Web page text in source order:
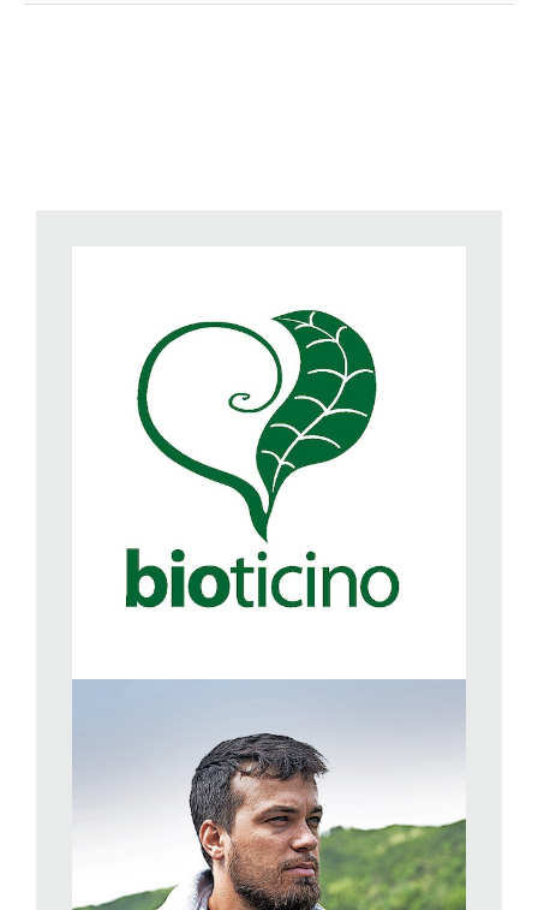
agricole (23.3%) ticinesi produce biologico, situandosi al quinto
posto della classifica nazionale di percentuale di aziende bio. I
marchi bio presenti sul mercato sono molti, ma Biogemma è il
marchio più biologico, perché sta per un’idea di sostenibilità a
360° gradi. In altre parole, se un prodotto è biologico, allora
tutto deve esserlo. Faccio un esempio: se si ha una viticoltura
biologica, come questa dell’Azienda Bianchi, occorre nutrire
anche le oche con cibo biologico, affinché il loro concime sia
per così dire anch’esso “pulito”. È necessario rispettare il
concetto di ciclo chiuso».
È un mondo in continua evoluzione quello dell’agricoltura,
con una grandinata che sulla natura ha avuto l’effetto di un
nascono giorno dopo giorno.
Valentina Acerbis-Steiner, dalle statistiche scopriamo che
in Svizzera ben il 18 % della superficie utile è dedicata
all’agricoltura biologica, con valori più alti nelle zone di
Ciò è dovuto al fatto che di solito le aziende agricole di